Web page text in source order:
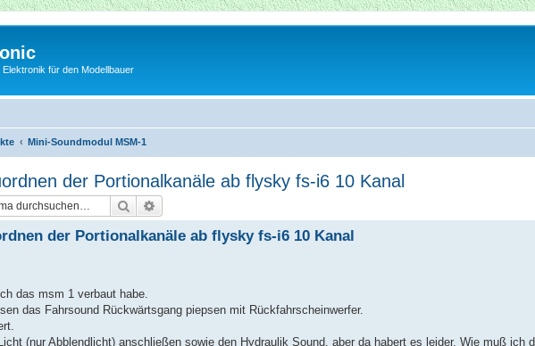
für den Modellbauer
Mini-Soundmodul MSM-1
der Portionalkanäle ab flysky fs-i6 10 Kanal
Suche
der Portionalkanäle ab flysky fs-i6 10 Kanal
das msm 1 verbaut habe.
das Fahrsound Rückwärtsgang piepsen mit Rückfahrscheinwerfer.
(nur Abblendlicht) anschließen sowie den Hydraulik Sound, aber da habert es leider. Wie muß ich